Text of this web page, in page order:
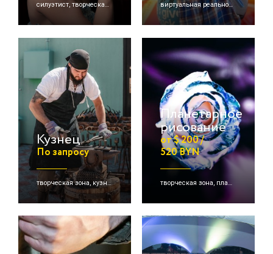
силуэтист, творческая зона виртуальная реальность, консольная игра, детские активации
Кузнец
По запросу
творческая зона, кузнецы
Планетарное
рисование
от $ 200 /
520 BYN